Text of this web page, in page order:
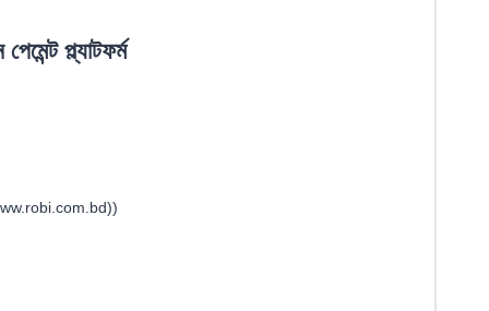
প্ল্যাটফর্ম